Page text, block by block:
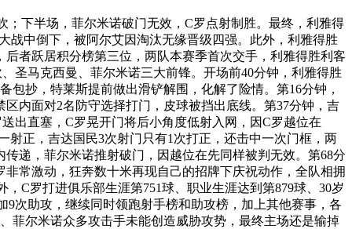
下半场，菲尔米诺破门无效，C罗点射制胜。最终，利雅得
战中倒下，被阿尔艾因淘汰无缘晋级四强。此外，利雅得胜
者跃居积分榜第三位，两队本赛季首次交手，利雅得胜利客
圣马克西曼、菲尔米诺三大前锋。开场前40分钟，利雅得胜
抄，特莱斯提前做出滑铲解围，化解了险情。第16分钟，
内面对2名防守选择打门，皮球被挡出底线。第37分钟，吉
出直塞，C罗晃开门将后小角度低射入网，因C罗越位在
射正，吉达国民3次射门只有1次打正，还击中一次门框，两
递，菲尔米诺推射破门，因越位在先同样被判无效。第68分
常激动，狂奔数十米再现自己的招牌下庆祝动作，全队相拥
C罗打进俱乐部生涯第751球、职业生涯达到第879球、30岁
次助攻，继续同时领跑射手榜和助攻榜，加上其他赛事，各
菲尔米诺众多攻击手未能创造威胁攻势，最终主场还是输掉